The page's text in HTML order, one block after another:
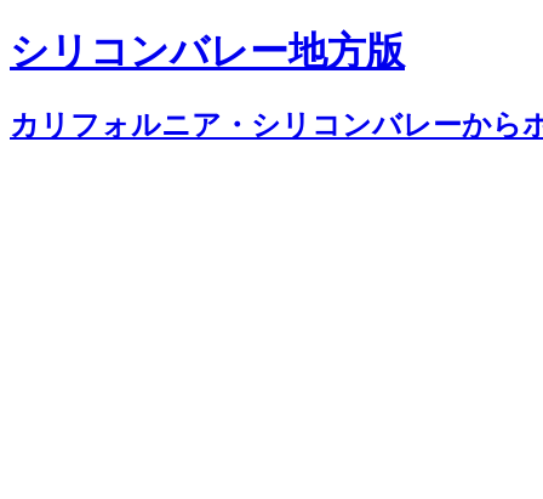
シリコンバレー地方版
カリフォルニア・シリコンバレーから